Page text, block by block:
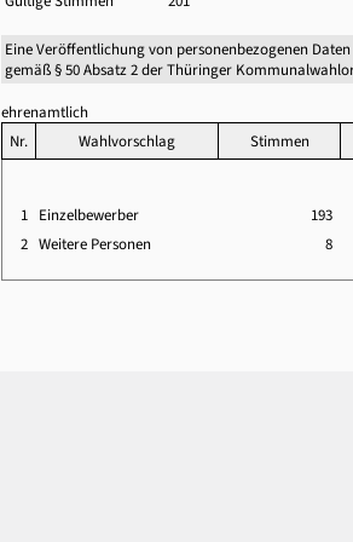
Eine Veröffentlichung von personenbezogenen
gemäß § 50 Absatz 2 der Thüringer
ehrenamtlich
Nr.
Wahlvorschlag Stimmen
1 Einzelbewerber
193
2 Weitere Personen 8